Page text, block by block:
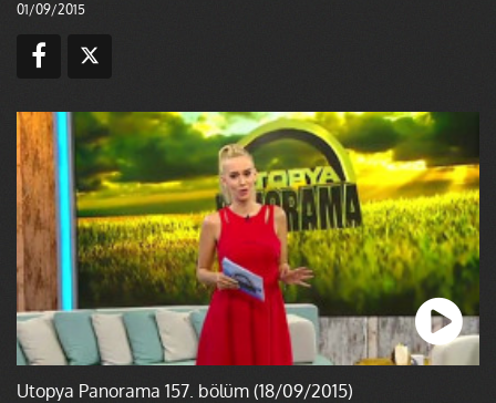
01/09/2015
Ütopya Panorama 157. bölüm (18/09/2015)